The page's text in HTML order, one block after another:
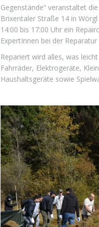
Gegenstände“ veranstaltet
Brixentaler Straße 14 in
14:00 bis 17:00 Uhr ein
ExpertInnen bei der Reparatur
Repariert wird alles, was
Fahrräder, Elektrogeräte,
Haushaltsgeräte sowie